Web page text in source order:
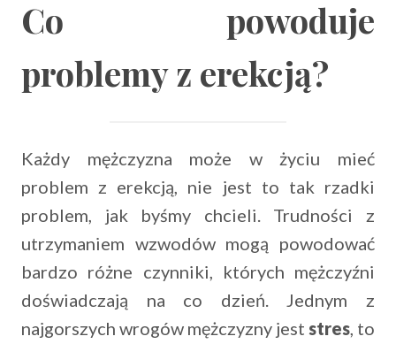
Co powoduje
problemy z erekcją?
Każdy mężczyzna może w życiu mieć
problem z erekcją, nie jest to tak rzadki
problem, jak byśmy chcieli. Trudności z
utrzymaniem wzwodów mogą powodować
bardzo różne czynniki, których mężczyźni
doświadczają na co dzień. Jednym z
najgorszych wrogów mężczyzny jest stres , to